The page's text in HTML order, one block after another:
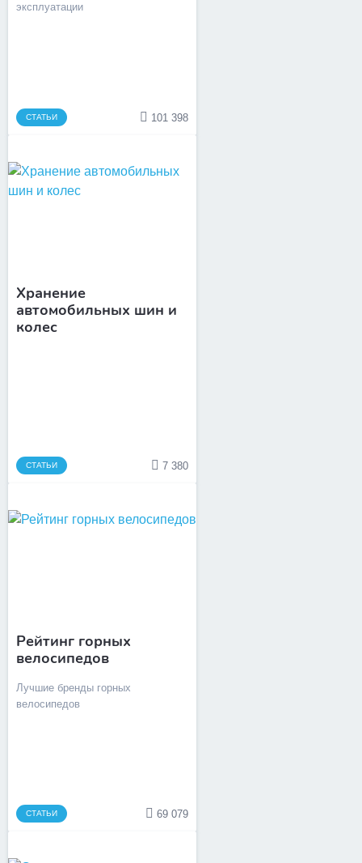
эксплуатации
СТАТЬИ 101 398
Хранение
автомобильных шин и
колес
СТАТЬИ 7 380
Рейтинг горных
велосипедов
Лучшие бренды горных
велосипедов
СТАТЬИ 69 079